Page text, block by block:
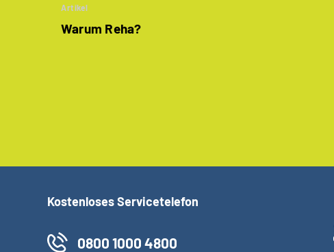
Artikel
Warum Reha?
Kostenloses Servicetelefon
0800 1000 4800